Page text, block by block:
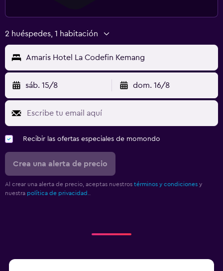
2 huéspedes, 1 habitación
Amaris Hotel La Codefin Kemang
sáb. 15/8 dom. 16/8
Recibir las ofertas especiales de momondo
Crea una alerta de precio
Al crear una alerta de precio, aceptas nuestros términos y condiciones y
nuestra política de privacidad.